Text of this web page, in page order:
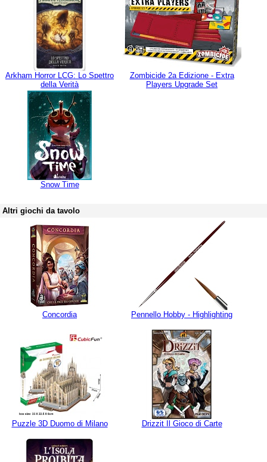
Arkham Horror LCG: Lo Spettro
della Verità
Zombicide 2a Edizione - Extra
Players Upgrade Set
Snow Time
Altri giochi da tavolo
Concordia Pennello Hobby - Highlighting
Puzzle 3D Duomo di Milano Drizzit Il Gioco di Carte